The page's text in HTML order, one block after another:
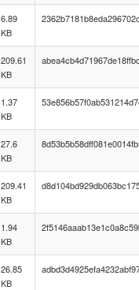
6.89
KB
209.61
KB
1.37
KB
27.6
KB
209.41
KB
1.94
KB
26.85
KB